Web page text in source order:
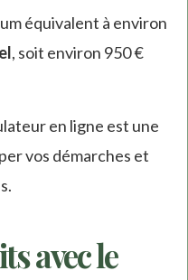
équivalent à environ
, soit environ 950 €
en ligne est une
vos démarches et
avec le